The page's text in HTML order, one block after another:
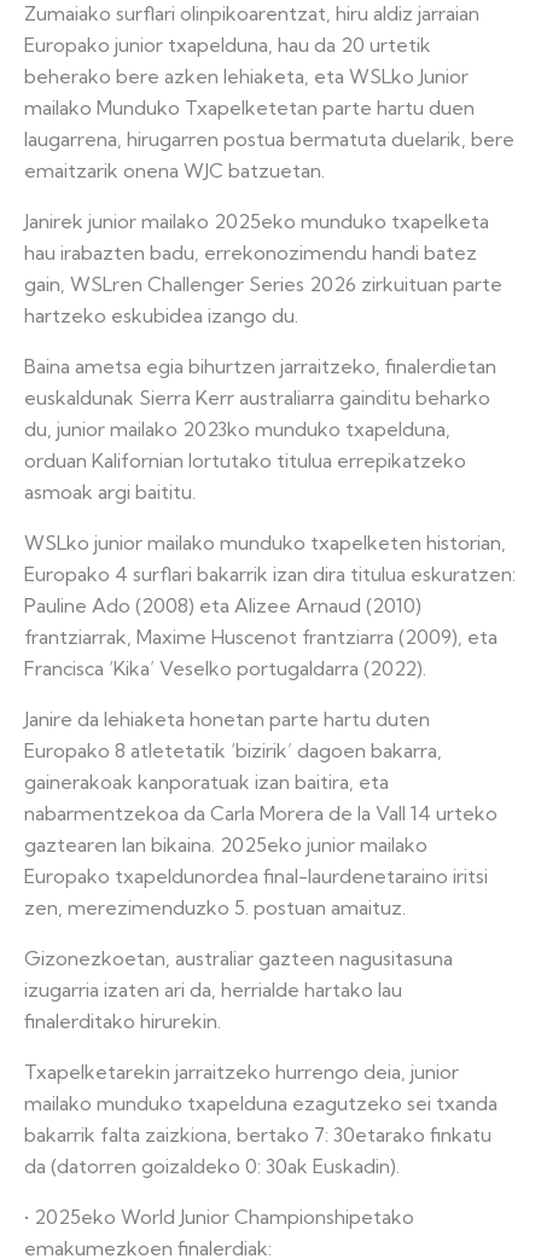
Zumaiako surflari olinpikoarentzat, hiru aldiz jarraian
Europako junior txapelduna, hau da 20 urtetik
beherako bere azken lehiaketa, eta WSLko Junior
mailako Munduko Txapelketetan parte hartu duen
laugarrena, hirugarren postua bermatuta duelarik, bere
emaitzarik onena WJC batzuetan.
Janirek junior mailako 2025eko munduko txapelketa
hau irabazten badu, errekonozimendu handi batez
gain, WSLren Challenger Series 2026 zirkuituan parte
hartzeko eskubidea izango du.
Baina ametsa egia bihurtzen jarraitzeko, finalerdietan
euskaldunak Sierra Kerr australiarra gainditu beharko
du, junior mailako 2023ko munduko txapelduna,
orduan Kalifornian lortutako titulua errepikatzeko
asmoak argi baititu.
WSLko junior mailako munduko txapelketen historian,
Europako 4 surflari bakarrik izan dira titulua eskuratzen:
Pauline Ado (2008) eta Alizee Arnaud (2010)
frantziarrak, Maxime Huscenot frantziarra (2009), eta
Francisca ‘Kika’ Veselko portugaldarra (2022).
Janire da lehiaketa honetan parte hartu duten
Europako 8 atletetatik ‘bizirik’ dagoen bakarra,
gainerakoak kanporatuak izan baitira, eta
nabarmentzekoa da Carla Morera de la Vall 14 urteko
gaztearen lan bikaina. 2025eko junior mailako
Europako txapeldunordea final-laurdenetaraino iritsi
zen, merezimenduzko 5. postuan amaituz.
Gizonezkoetan, australiar gazteen nagusitasuna
izugarria izaten ari da, herrialde hartako lau
finalerditako hirurekin.
Txapelketarekin jarraitzeko hurrengo deia, junior
mailako munduko txapelduna ezagutzeko sei txanda
bakarrik falta zaizkiona, bertako 7: 30etarako finkatu
da (datorren goizaldeko 0: 30ak Euskadin).
• 2025eko World Junior Championshipetako
emakumezkoen finalerdiak: